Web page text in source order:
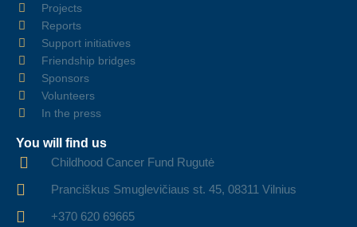
Projects
Reports
Support initiatives
Friendship bridges
Sponsors
Volunteers
In the press
You will find us
Childhood Cancer Fund Rugutė
Pranciškus Smuglevičiaus st. 45, 08311 Vilnius
+370 620 69665